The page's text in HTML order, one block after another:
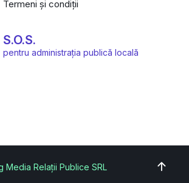
Termeni și condiții
S.O.S.
pentru administrația publică locală
Media Relații Publice SRL